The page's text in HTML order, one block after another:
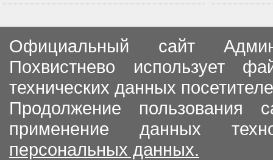
Официальный сайт
Похвистнево использует
технических данных
Продолжение пользования
применение данных
персональных данных.